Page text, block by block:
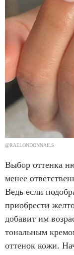
@RAELONDONNAILS
Выбор оттенка
менее
Ведь если
приобрести
добавит им
тональным
оттенок кожи.